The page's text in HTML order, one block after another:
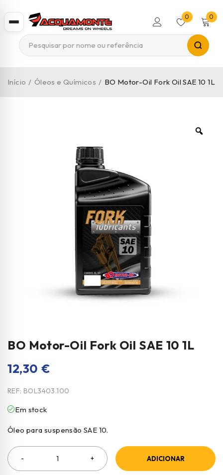
0 0
Início / Óleos e Químicos / BO Motor-Oil Fork Oil SAE 10 1L
BO Motor-Oil Fork Oil SAE 10 1L
12,30 €
REF: BOL3403.100
Em stock
Óleo para suspensão SAE 10.
ADICIONAR